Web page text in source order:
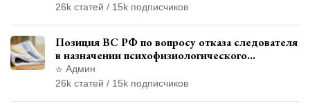
26k статей / 15k подписчиков
Позиция ВС РФ по вопросу отказа следователя
в назначении психофизиологического
исследования показаний обвиняемой с
использованием полиграфа
Админ
26k статей / 15k подписчиков